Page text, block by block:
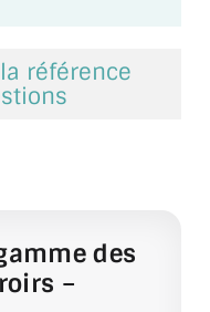
référence
des
–